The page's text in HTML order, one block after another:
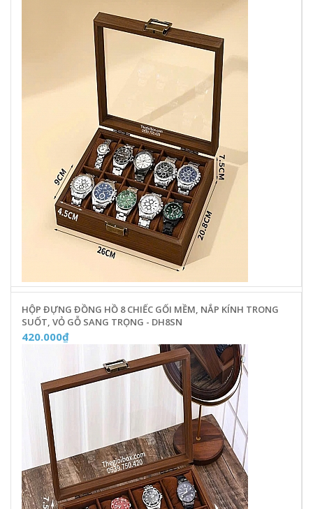
HỘP ĐỰNG ĐỒNG HỒ 8 CHIẾC GỐI MỀM, NẮP KÍNH TRONG
SUỐT, VỎ GỖ SANG TRỌNG - DH8SN
420.000₫